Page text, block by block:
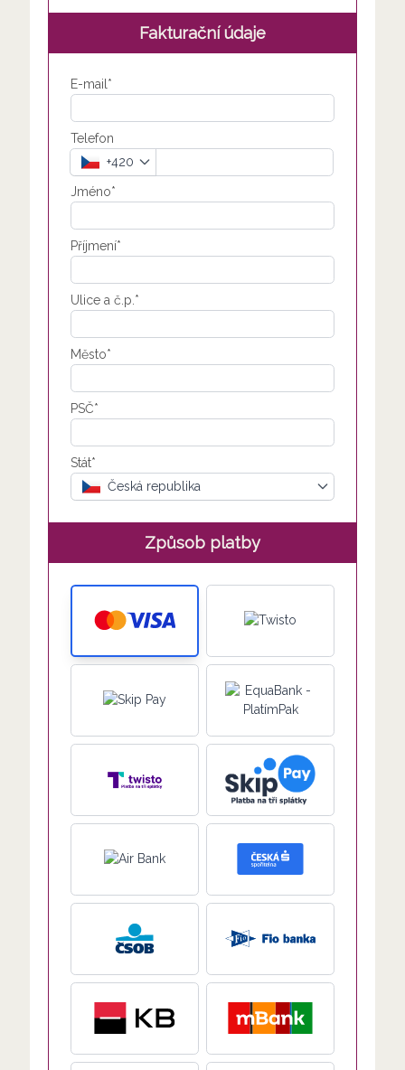
Fakturační údaje
E-mail*
Telefon
+420
Jméno*
Příjmení*
Ulice a č.p.*
Město*
PSČ*
Stát*
Česká republika
Způsob platby